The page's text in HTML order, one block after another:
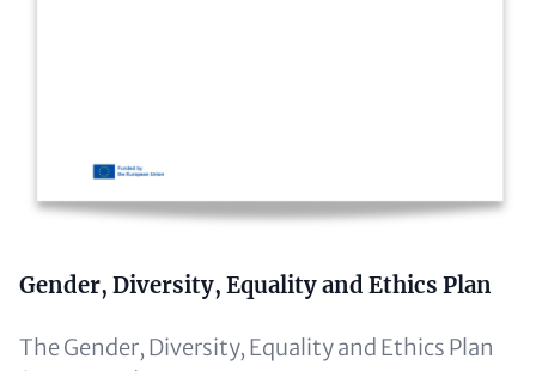
Text
Gender, Diversity, Equality and Ethics Plan
The Gender, Diversity, Equality and Ethics Plan